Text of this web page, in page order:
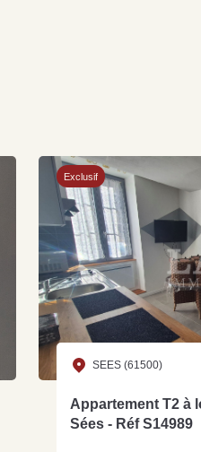
Exclusif
SEES (61500)
Appartement T2 à
Sées - Réf S14989